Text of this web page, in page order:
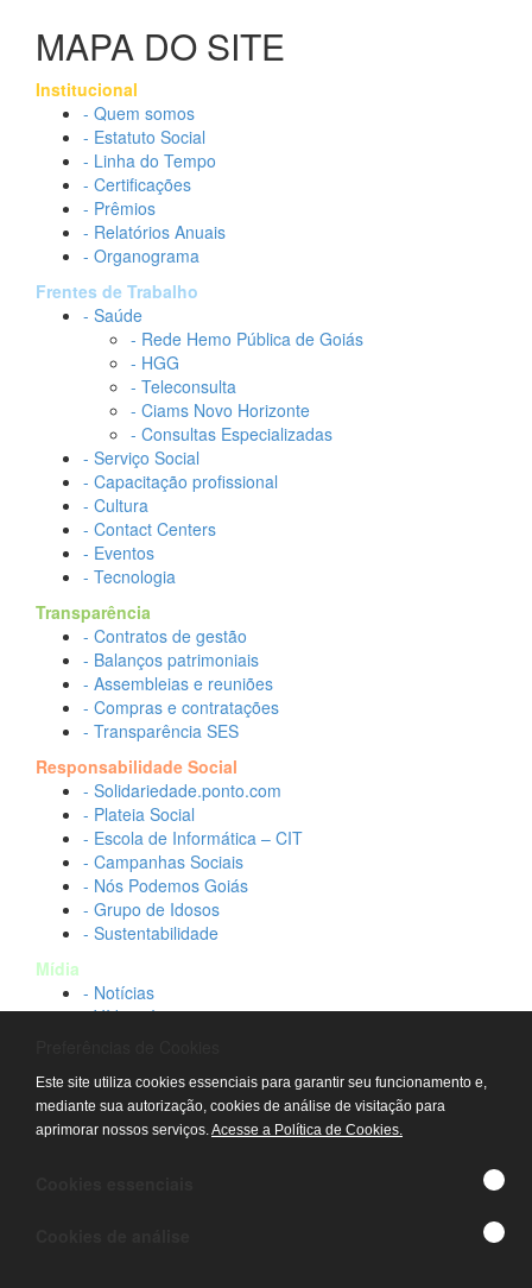
MAPA DO SITE
Institucional
- Quem somos
- Estatuto Social
- Linha do Tempo
- Certificações
- Prêmios
- Relatórios Anuais
- Organograma
Frentes de Trabalho
- Saúde
- Rede Hemo Pública de Goiás
- HGG
- Teleconsulta
- Ciams Novo Horizonte
- Consultas Especializadas
- Serviço Social
- Capacitação profissional
- Cultura
- Contact Centers
- Eventos
- Tecnologia
Transparência
- Contratos de gestão
- Balanços patrimoniais
- Assembleias e reuniões
- Compras e contratações
- Transparência SES
Responsabilidade Social
- Solidariedade.ponto.com
- Plateia Social
- Escola de Informática – CIT
- Campanhas Sociais
- Nós Podemos Goiás
- Grupo de Idosos
- Sustentabilidade
Mídia
- Notícias
- Vídeos Institucionais
Contato
- Fale conosco
- Trabalhe conosco
Este site utiliza cookies essenciais para garantir seu funcionamento e,
mediante sua autorização, cookies de análise de visitação para
aprimorar nossos serviços.Acesse a Política de Cookies.